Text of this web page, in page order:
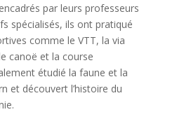
par leurs professeurs
spécialisés, ils ont pratiqué
comme le VTT, la via
canoë et la course
étudié la faune et la
et découvert l’histoire du